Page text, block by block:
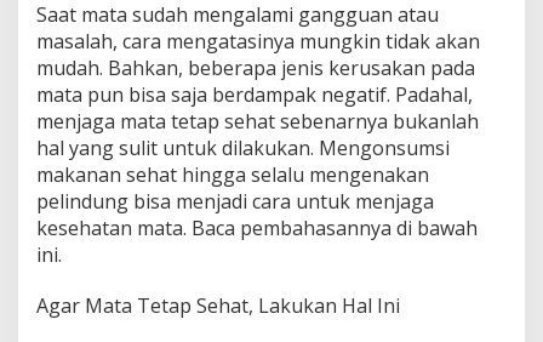
Saat mata sudah mengalami gangguan atau
masalah, cara mengatasinya mungkin tidak akan
mudah. Bahkan, beberapa jenis kerusakan pada
mata pun bisa saja berdampak negatif. Padahal,
menjaga mata tetap sehat sebenarnya bukanlah
hal yang sulit untuk dilakukan. Mengonsumsi
makanan sehat hingga selalu mengenakan
pelindung bisa menjadi cara untuk menjaga
kesehatan mata. Baca pembahasannya di bawah
ini.
Agar Mata Tetap Sehat, Lakukan Hal Ini